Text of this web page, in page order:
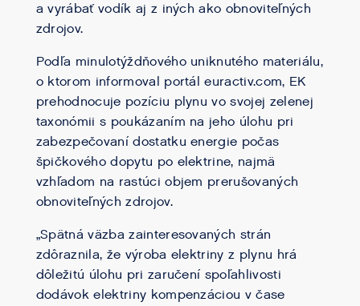
a vyrábať vodík aj z iných ako obnoviteľných
zdrojov.
Podľa minulotýždňového uniknutého materiálu,
o ktorom informoval portál euractiv.com, EK
prehodnocuje pozíciu plynu vo svojej zelenej
taxonómii s poukázaním na jeho úlohu pri
zabezpečovaní dostatku energie počas
špičkového dopytu po elektrine, najmä
vzhľadom na rastúci objem prerušovaných
obnoviteľných zdrojov.
„Spätná väzba zainteresovaných strán
zdôraznila, že výroba elektriny z plynu hrá
dôležitú úlohu pri zaručení spoľahlivosti
dodávok elektriny kompenzáciou v čase